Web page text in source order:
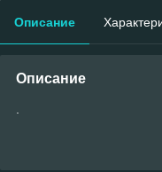
Описание
Описание